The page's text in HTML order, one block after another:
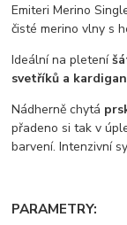
Emiteri Merino
čisté merino vlny s
Ideální na pletení
svetříků a
Nádherně chytá
přadeno si tak v
barvení. Intenzivní
PARAMETRY: